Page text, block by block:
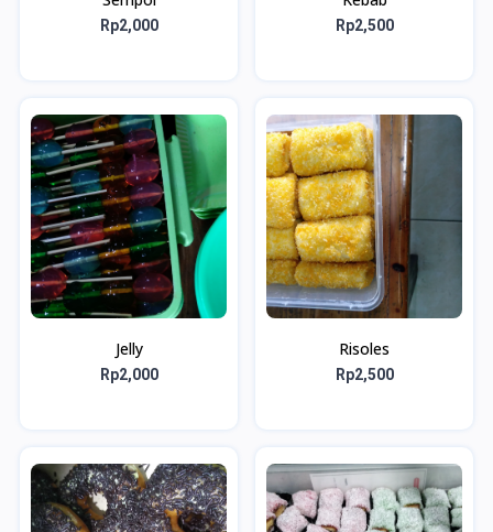
Rp2,000 Rp2,500
Jelly
Rp2,000
Risoles
Rp2,500